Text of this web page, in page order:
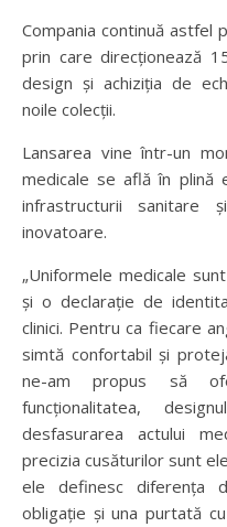
Compania continuă astfel
prin care direcționează
design și achiziția de
noile colecții.
Lansarea vine într-un
medicale se află în plină
infrastructurii sanitare
inovatoare.
„Uniformele medicale
și o declarație de
clinici. Pentru ca fiecare
simtă confortabil și
ne-am propus să
funcționalitatea,
desfasurarea actului
precizia cusăturilor sunt
ele definesc diferența
obligație și una purtată